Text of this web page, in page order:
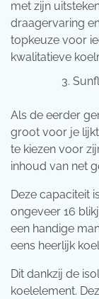
met zijn
draagervaring
topkeuze voor
kwalitatieve
Als de eerder
groot voor je
te kiezen voor
inhoud van net
Deze capaciteit
ongeveer 16
een handige
eens heerlijk
Dit dankzij de
koelelement.